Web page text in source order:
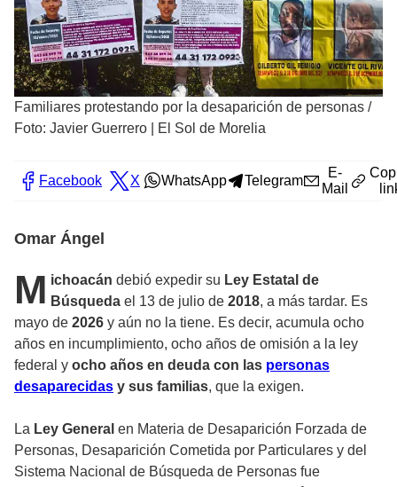
Familiares protestando por la desaparición de personas /
Foto: Javier Guerrero | El Sol de Morelia
Facebook X WhatsApp Telegram
E-
Mail
Omar Ángel
M ichoacán debió expedir su Ley Estatal de
Búsqueda el 13 de julio de 2018, a más tardar. Es
mayo de 2026 y aún no la tiene. Es decir, acumula ocho
años en incumplimiento, ocho años de omisión a la ley
federal y ocho años en deuda con las personas
desaparecidas y sus familias, que la exigen.
La Ley General en Materia de Desaparición Forzada de
Personas, Desaparición Cometida por Particulares y del
Sistema Nacional de Búsqueda de Personas fue